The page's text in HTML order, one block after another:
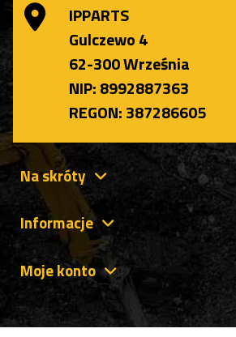
IPPARTS
Gulczewo 4
62-300 Września
NIP: 8992887363
REGON: 387286605
Na skróty
Informacje
Moje konto